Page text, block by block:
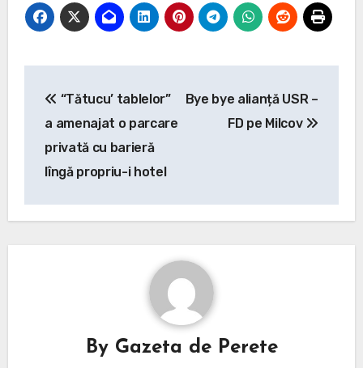
navigation
“Tătucu’ tablelor”
a amenajat o parcare
privată cu barieră
lîngă propriu-i hotel
Bye bye alianță USR –
FD pe Milcov
By Gazeta de Perete